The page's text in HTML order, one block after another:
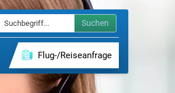
Suchen
Flug-/Reiseanfrage